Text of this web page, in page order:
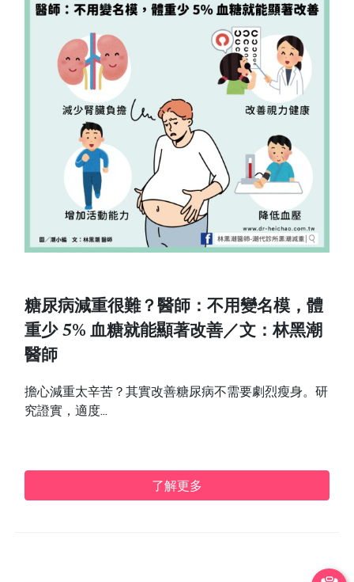
糖尿病減重很難？醫師：不用變名模，體
重少 5% 血糖就能顯著改善／文：林黑潮
醫師
擔心減重太辛苦？其實改善糖尿病不需要劇烈瘦身。研
究證實，適度...
了解更多